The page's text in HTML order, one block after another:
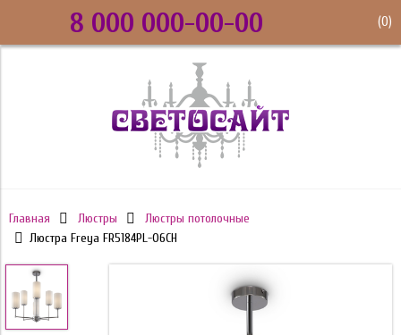
8 000 000-00-00 (0)
Главная Люстры
Люстры потолочные
Люстра Freya FR5184PL-06CH